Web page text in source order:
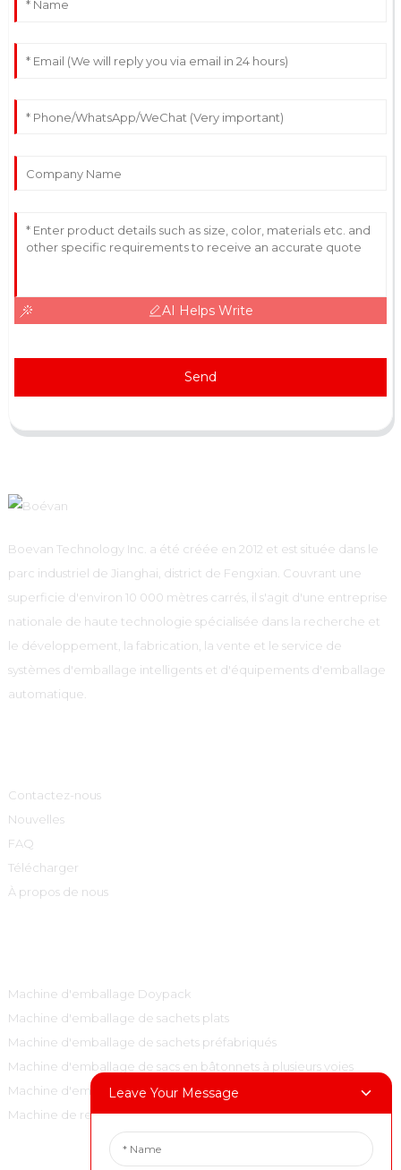
AI Helps Write
Send
Boevan Technology Inc. a été créée en 2012 et est située dans le
parc industriel de Jianghai, district de Fengxian. Couvrant une
superficie d'environ 10 000 mètres carrés, il s'agit d'une entreprise
nationale de haute technologie spécialisée dans la recherche et
le développement, la fabrication, la vente et le service de
systèmes d'emballage intelligents et d'équipements d'emballage
automatique.
Contactez-nous
Nouvelles
FAQ
Télécharger
À propos de nous
Machine d'emballage Doypack
Machine d'emballage de sachets plats
Machine d'emballage de sachets préfabriqués
Machine d'emballage de sacs en bâtonnets à plusieurs voies
Machine d'emballage de sacs à oreillers verticaux
Machine de remplissage et de bouchage
Leave Your Message